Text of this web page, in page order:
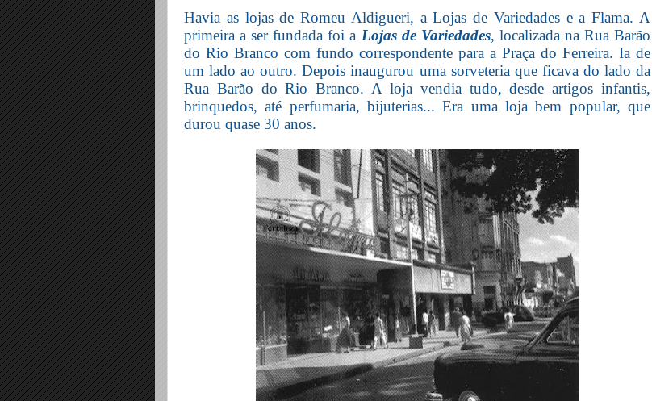
Havia as lojas de Romeu Aldigueri, a Lojas de Variedades e a Flama. A
primeira a ser fundada foi a Lojas de Variedades, localizada na Rua Barão
do Rio Branco com fundo correspondente para a Praça do Ferreira. Ia de
um lado ao outro. Depois inaugurou uma sorveteria que ficava do lado da
Rua Barão do Rio Branco. A loja vendia tudo, desde artigos infantis,
brinquedos, até perfumaria, bijuterias... Era uma loja bem popular, que
durou quase 30 anos.